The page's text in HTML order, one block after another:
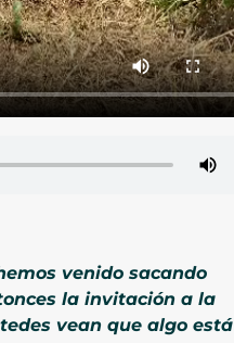
venido sacando
la invitación a la
vean que algo está